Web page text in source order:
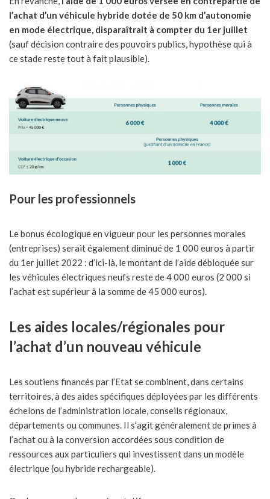
l’achat d’un véhicule hybride dotée de 50 km d’autonomie
en mode électrique, disparaîtrait à compter du 1er juillet
(sauf décision contraire des pouvoirs publics, hypothèse qui à
ce stade reste tout à fait plausible).
Pour les professionnels
Le bonus écologique en vigueur pour les personnes morales
(entreprises) serait également diminué de 1 000 euros à partir
du 1er juillet 2022 : d’ici-là, le montant de l’aide débloquée sur
les véhicules électriques neufs reste de 4 000 euros (2 000 si
l’achat est supérieur à la somme de 45 000 euros).
Les aides locales/régionales pour
l’achat d’un nouveau véhicule
Les soutiens financés par l’Etat se combinent, dans certains
territoires, à des aides spécifiques déployées par les différents
échelons de l’administration locale, conseils régionaux,
départements ou communes. Il s’agit généralement de primes à
l’achat ou à la conversion accordées sous condition de
ressources aux particuliers qui investissent dans un modèle
électrique (ou hybride rechargeable).